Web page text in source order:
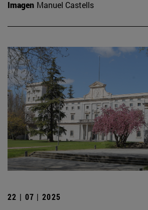
Imagen Manuel Castells
22 | 07 | 2025